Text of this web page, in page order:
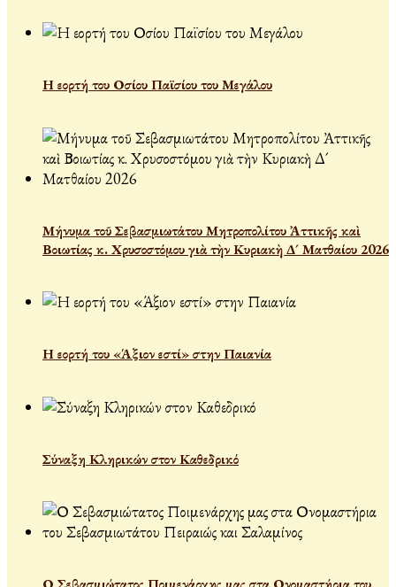
Η εορτή του Οσίου Παϊσίου του Μεγάλου
Μήνυμα τοῦ Σεβασμιωτάτου Μητροπολίτου Ἀττικῆς καὶ
Βοιωτίας κ. Χρυσοστόμου γιὰ τὴν Κυριακὴ Δ´ Ματθαίου 2026
Η εορτή του «Άξιον εστί» στην Παιανία
Σύναξη Κληρικών στον Καθεδρικό